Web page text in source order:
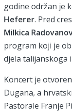
godine održan je
Heferer. Pred
Milkica
program koji je
djela talijanskoga
Koncert je
Dugana, a
Pastorale Franje